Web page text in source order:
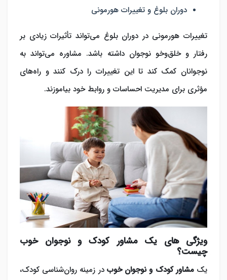
دوران بلوغ و تغییرات هورمونی
تغییرات هورمونی در دوران بلوغ می‌تواند تأثیرات زیادی بر
رفتار و خلق‌وخو نوجوان داشته باشد. مشاوره می‌تواند به
نوجوانان کمک کند تا این تغییرات را درک کنند و راه‌های
مؤثری برای مدیریت احساسات و روابط خود بیاموزند.
ویژگی‌ های یک مشاور کودک و نوجوان خوب
چیست؟
یکمشاور کودک و نوجوان خوب در زمینه روان‌شناسی کودک،